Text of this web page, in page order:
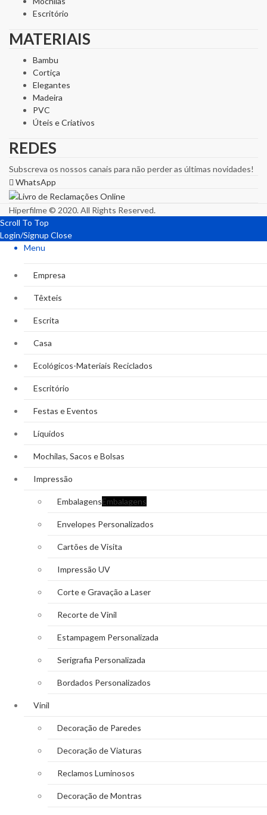
Escritório
MATERIAIS
Bambu
Cortiça
Elegantes
Madeira
PVC
Úteis e Criativos
REDES
Subscreva os nossos canais para não perder as últimas novidades!
WhatsApp
Hiperfilme © 2020. All Rights Reserved.
Scroll To Top
Login/Signup Close
Menu
Empresa
Têxteis
Escrita
Casa
Ecológicos-Materiais Reciclados
Escritório
Festas e Eventos
Líquidos
Mochilas, Sacos e Bolsas
Impressão
EmbalagensEmbalagens
Envelopes Personalizados
Cartões de Visita
Impressão UV
Corte e Gravação a Laser
Recorte de Vinil
Estampagem Personalizada
Serigrafia Personalizada
Bordados Personalizados
Vinil
Decoração de Paredes
Decoração de Viaturas
Reclamos Luminosos
Decoração de Montras